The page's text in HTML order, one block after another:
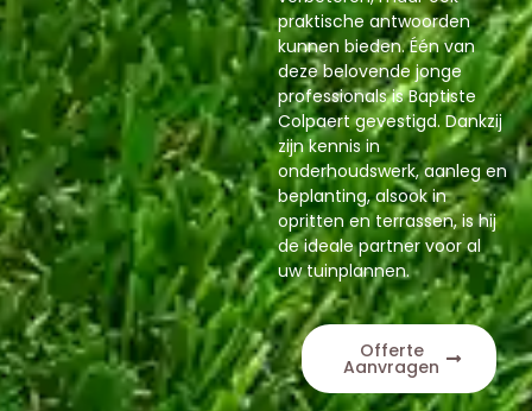
praktische antwoorden
kunnen bieden. Één van
deze belovende jonge
professionals is Baptiste
Colpaert gevestigd. Dankzij
zijn kennis in
onderhoudswerk, aanleg en
beplanting, alsook in
opritten en terrassen, is hij
de ideale partner voor al
uw tuinplannen.
Offerte
Aanvragen